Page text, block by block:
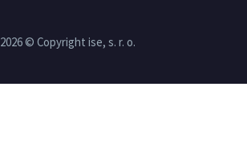
2026 © Copyright ise, s. r. o.